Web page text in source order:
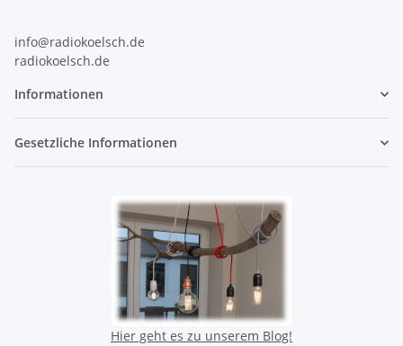
info@radiokoelsch.de
radiokoelsch.de
Informationen
Gesetzliche Informationen
Hier geht es zu unserem Blog!